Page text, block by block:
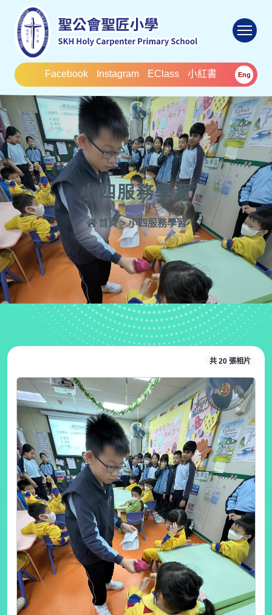
Facebook Instagram EClass 小紅書 Eng
小四服務學習
首頁 > 小四服務學習
共 20 張相片